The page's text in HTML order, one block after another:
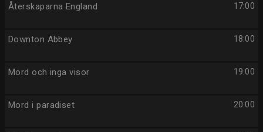
17:00
Återskaparna England
18:00
Downton Abbey
19:00
Mord och inga visor
20:00
Mord i paradiset